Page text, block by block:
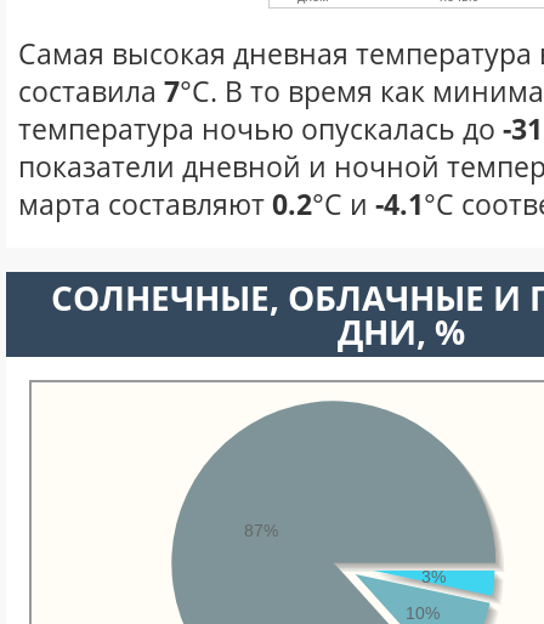
Самая высокая дневная температура
составила 7°С. В то время как
температура ночью опускалась до -31
показатели дневной и ночной
марта составляют0.2°С и -4.1°С
CОЛНЕЧНЫЕ, ОБЛАЧНЫЕ И
ДНИ, %
3%
10%
87%